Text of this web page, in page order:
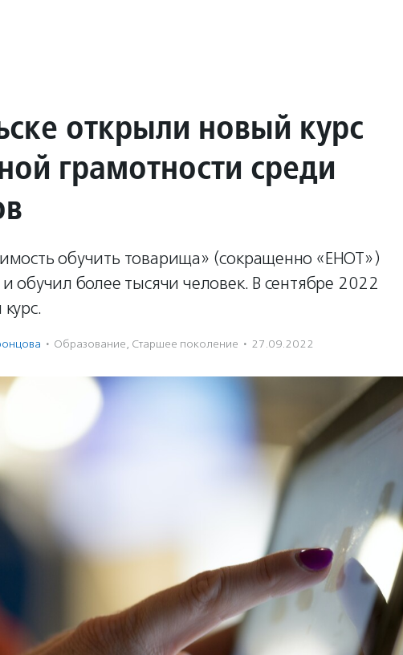
открыли новый курс
грамотности среди
обучить товарища» (сокращенно «ЕНОТ»)
обучил более тысячи человек. В сентябре 2022
· Образование, Старшее поколение · 27.09.2022